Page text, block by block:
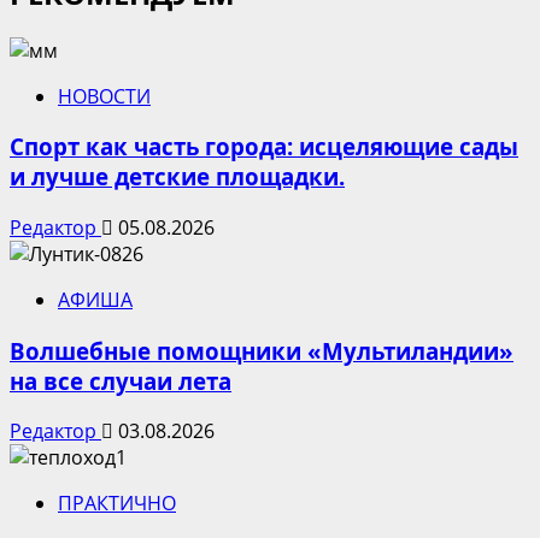
НОВОСТИ
Спорт как часть города: исцеляющие сады
и лучше детские площадки.
Редактор 05.08.2026
АФИША
Волшебные помощники «Мультиландии»
на все случаи лета
Редактор 03.08.2026
ПРАКТИЧНО